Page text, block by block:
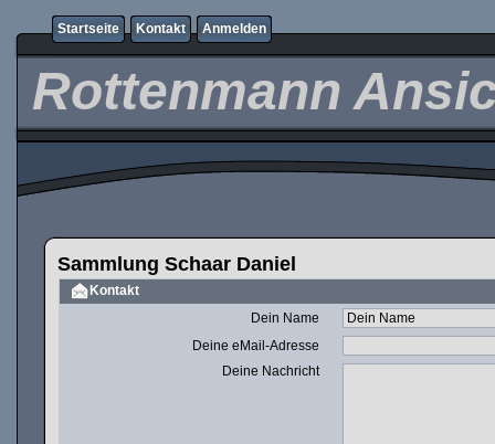
Startseite Kontakt Anmelden
Rottenmann
Sammlung Schaar Daniel
Kontakt
Dein Name
Deine eMail-Adresse
Deine Nachricht